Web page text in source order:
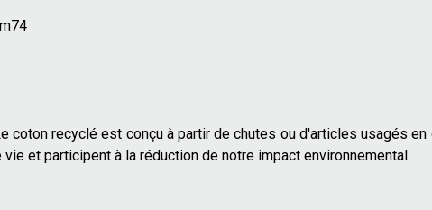
coton recyclé est conçu à partir de chutes ou d'articles usagés
et participent à la réduction de notre impact environnemental.